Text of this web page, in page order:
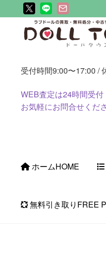
ビ
シ
ン
へ
ン
ツ
ス
キ
受付時間9:00〜17:00 /
WEB査定は24時間受付
お気軽にお問合せくだ
ホームHOME
無料引き取り FREE